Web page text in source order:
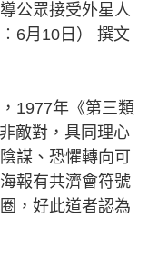
公眾接受外星人
月10日） 撰文
1977年《第三類
敵對，具同理心
謀、恐懼轉向可
報有共濟會符號
，好此道者認為